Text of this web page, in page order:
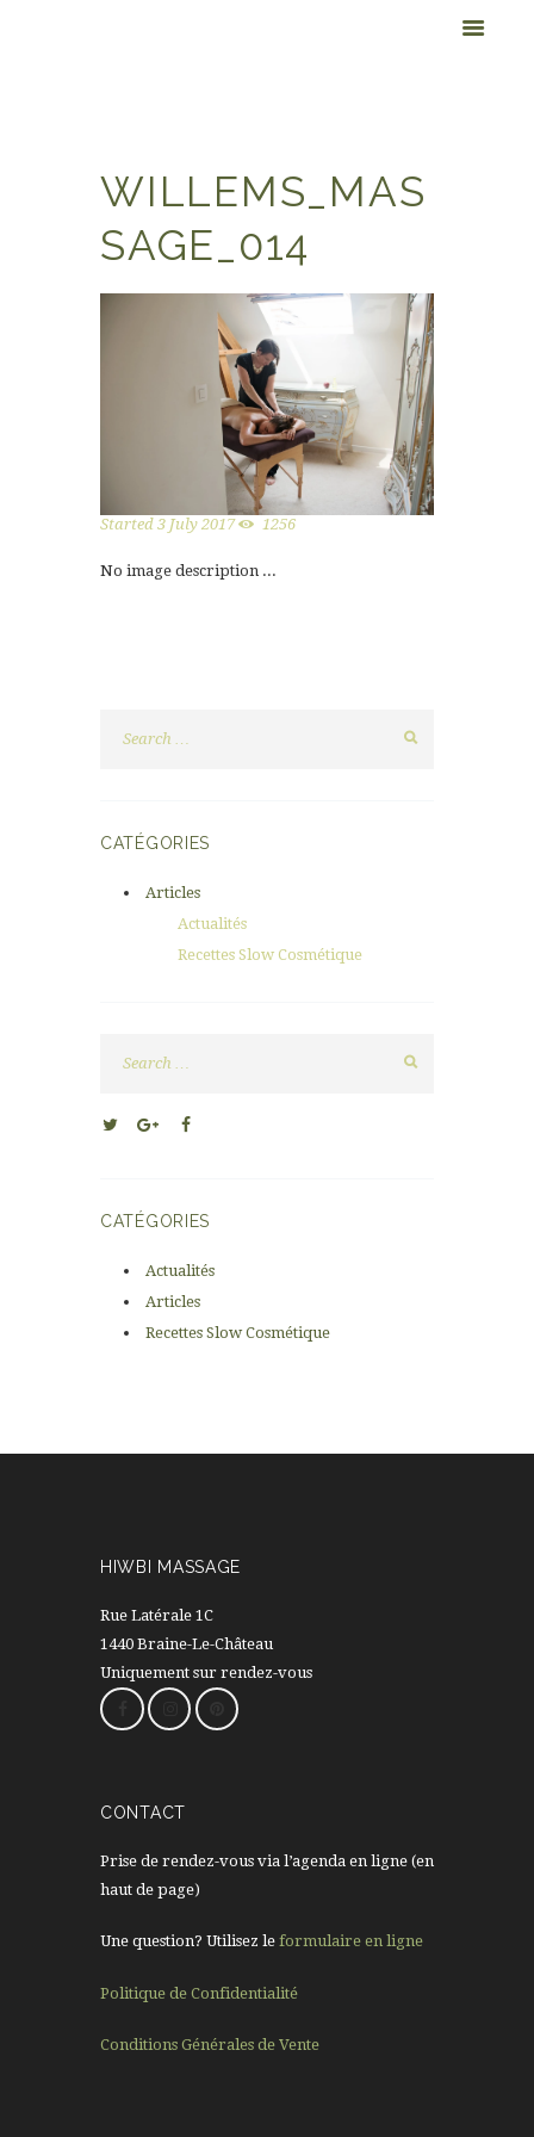
WILLEMS_MAS
SAGE_014
Started 3 July 2017 1256
No image description ...
CATÉGORIES
Articles
Actualités
Recettes Slow Cosmétique
CATÉGORIES
Actualités
Articles
Recettes Slow Cosmétique
HIWBI MASSAGE
Rue Latérale 1C
1440 Braine-Le-Château
Uniquement sur rendez-vous
CONTACT
Prise de rendez-vous via l’agenda en ligne (en
haut de page)
Une question? Utilisez le formulaire en ligne
Politique de Confidentialité
Conditions Générales de Vente